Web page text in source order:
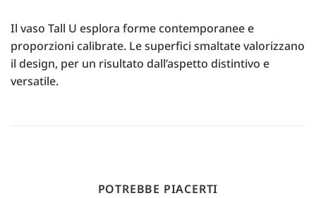
Il vaso Tall U esplora forme contemporanee e
proporzioni calibrate. Le superfici smaltate valorizzano
il design, per un risultato dall’aspetto distintivo e
versatile.
POTREBBE PIACERTI